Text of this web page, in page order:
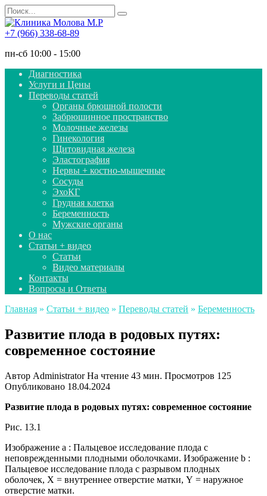
Перейти
к
содержанию
Search
for:
+7 (966) 338-68-89
пн-сб 10:00 - 15:00
Диагностика
Услуги и Цены
Переводы статей
Органы брюшной полости
Забрюшинное пространство
Молочные железы
Гинекология
Щитовидная железа
Эластография
Нервы + костно-мышечные
Сосуды
ЭхоКГ
Грудная клетка
Беременность
Мужские органы
О нас
Статьи + видео
Статьи
Видео материалы
Контакты
Вопросы и Ответы
Главная » Статьи + видео » Переводы статей » Беременность
Развитие плода в родовых путях:
современное состояние
Автор Administrator На чтение 43 мин. Просмотров 125
Опубликовано 18.04.2024
Развитие плода в родовых путях: современное состояние
Рис. 13.1
Изображение а : Пальцевое исследование плода с
неповрежденными плодными оболочками. Изображение b :
Пальцевое исследование плода с разрывом плодных
оболочек, X = внутреннее отверстие матки, Y = наружное
отверстие матки.